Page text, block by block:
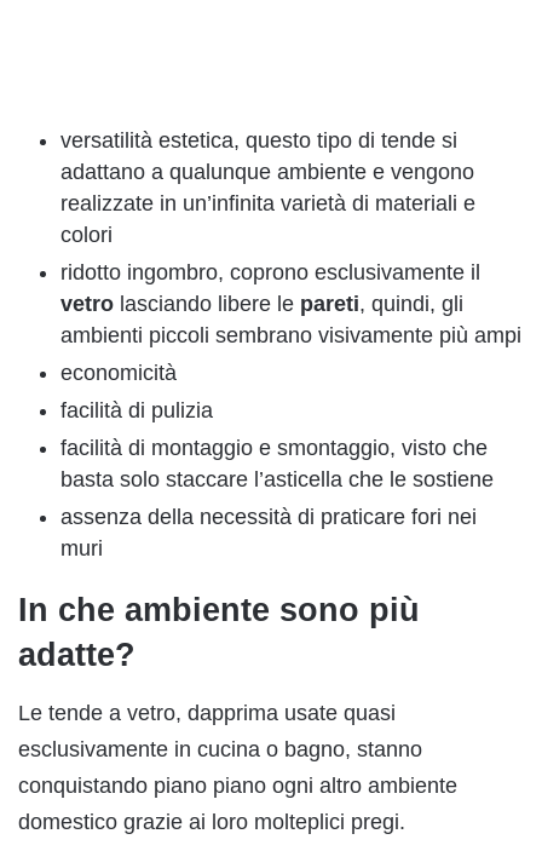
versatilità estetica, questo tipo di tende si
adattano a qualunque ambiente e vengono
realizzate in un’infinita varietà di materiali e
colori
ridotto ingombro, coprono esclusivamente il
vetro lasciando libere le pareti, quindi, gli
ambienti piccoli sembrano visivamente più ampi
economicità
facilità di pulizia
facilità di montaggio e smontaggio, visto che
basta solo staccare l’asticella che le sostiene
assenza della necessità di praticare fori nei
muri
In che ambiente sono più
adatte?
Le tende a vetro, dapprima usate quasi
esclusivamente in cucina o bagno, stanno
conquistando piano piano ogni altro ambiente
domestico grazie ai loro molteplici pregi.